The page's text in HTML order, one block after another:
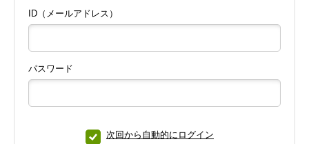
ID（メールアドレス）
パスワード
次回から自動的にログイン